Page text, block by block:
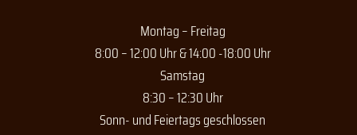
Montag – Freitag
8:00 – 12:00 Uhr & 14:00 -18:00 Uhr
Samstag
8:30 – 12:30 Uhr
Sonn- und Feiertags geschlossen